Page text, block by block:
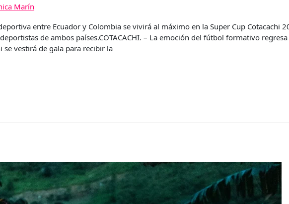
Marín
entre Ecuador y Colombia se vivirá al máximo en la Super Cup Cotacachi
de ambos países.COTACACHI. – La emoción del fútbol formativo
se vestirá de gala para recibir la